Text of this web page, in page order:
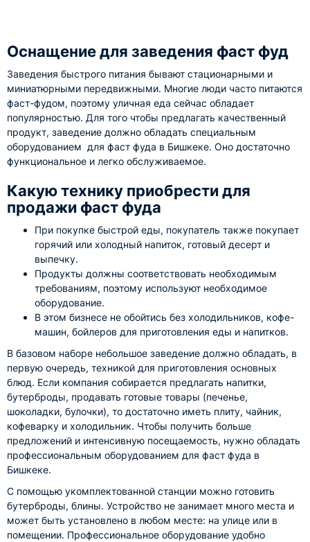
Оснащение для заведения фаст фуд
Заведения быстрого питания бывают стационарными и
миниатюрными передвижными. Многие люди часто питаются
фаст-фудом, поэтому уличная еда сейчас обладает
популярностью. Для того чтобы предлагать качественный
продукт, заведение должно обладать специальным
оборудованием для фаст фуда в Бишкеке. Оно достаточно
функциональное и легко обслуживаемое.
Какую технику приобрести для
продажи фаст фуда
При покупке быстрой еды, покупатель также покупает
горячий или холодный напиток, готовый десерт и
выпечку.
Продукты должны соответствовать необходимым
требованиям, поэтому используют необходимое
оборудование.
В этом бизнесе не обойтись без холодильников, кофе-
машин, бойлеров для приготовления еды и напитков.
В базовом наборе небольшое заведение должно обладать, в
первую очередь, техникой для приготовления основных
блюд. Если компания собирается предлагать напитки,
бутерброды, продавать готовые товары (печенье,
шоколадки, булочки), то достаточно иметь плиту, чайник,
кофеварку и холодильник. Чтобы получить больше
предложений и интенсивную посещаемость, нужно обладать
профессиональным оборудованием для фаст фуда в
Бишкеке.
С помощью укомплектованной станции можно готовить
бутерброды, блины. Устройство не занимает много места и
может быть установлено в любом месте: на улице или в
помещении. Профессиональное оборудование удобно